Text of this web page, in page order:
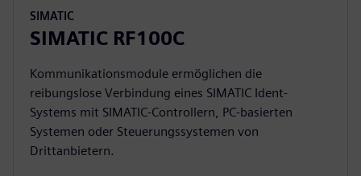
SIMATIC
SIMATIC RF100C
Kommunikationsmodule ermöglichen die
reibungslose Verbindung eines SIMATIC Ident-
Systems mit SIMATIC-Controllern, PC-basierten
Systemen oder Steuerungssystemen von
Drittanbietern.